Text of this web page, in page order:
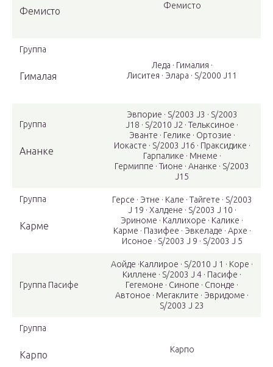
Фемисто Фемисто
Группа
Гималая
Леда · Гималия ·
Лиситея · Элара · S/2000 J11
Группа
Ананке
Эвпорие · S/2003 J3 · S/2003
J18 · S/2010 J2 · Тельксиное ·
Эванте · Гелике · Ортозие ·
Иокасте · S/2003 J16 · Праксидике ·
Гарпалике · Мнеме ·
Гермиппе · Тионе · Ананке · S/2003
J15
Группа
Карме
Герсе · Этне · Кале · Тайгете · S/2003
J 19 · Халдене · S/2003 J 10 ·
Эриноме · Каллихоре · Калике ·
Карме · Пазифее · Эвкеладе · Архе ·
Исоное · S/2003 J 9 · S/2003 J 5
Группа Пасифе
Аойде ·Каллирое · S/2010 J 1 · Коре ·
Киллене · S/2003 J 4 · Пасифе ·
Гегемоне · Синопе · Спонде ·
Автоное · Мегаклите · Эвридоме ·
S/2003 J 23
Группа
Карпо Карпо